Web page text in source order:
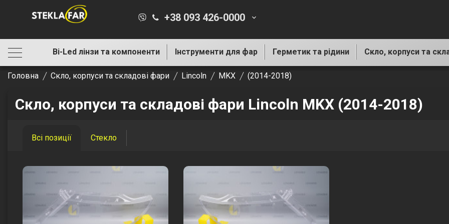
+38 093 426-0000 keyboard_arrow_down
Bi-Led лінзи та компоненти Інструменти для фар Герметик та рідини Скло, корпуси та
Головна Скло, корпуси та складові фари Lincoln MKX (2014-2018)
Скло, корпуси та складові фари Lincoln MKX (2014-2018)
Всі позиції Стекло